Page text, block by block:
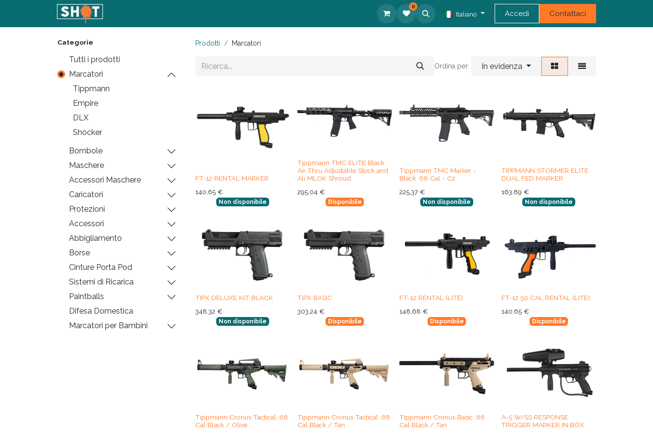
0
Italiano Accedi Contattaci
Categorie
Tutti i prodotti
Marcatori
Tippmann
Empire
DLX
Shocker
Bombole
Maschere
Accessori Maschere
Caricatori
Protezioni
Accessori
Abbigliamento
Borse
Cinture Porta Pod
Sistemi di Ricarica
Paintballs
Difesa Domestica
Marcatori per Bambini
Prodotti Marcatori
Ordina per: In evidenza
FT-12 RENTAL MARKER
140,65 €
Non disponibile
Tippmann TMC ELITE Black
Air Thru Adjustable Stock and
Ali MLOK Shroud
295,04 €
Disponibile
Tippmann TMC Marker -
Black .68 Cal - C2
225,37 €
Non disponibile
TIPPMANN STORMER ELITE
DUAL FED MARKER
163,89 €
Non disponibile
TIPX DELUXE KIT BLACK
348,32 €
Non disponibile
TiPX BASIC
303,24 €
Disponibile
FT-12 RENTAL (LITE)
148,68 €
Disponibile
FT-12 50 CAL RENTAL (LITE)
140,65 €
Disponibile
Tippmann Cronus Tactical .68
Cal Black / Olive
Tippmann Cronus Tactical .68
Cal Black / Tan
Tippmann Cronus Basic .68
Cal Black / Tan
A-5 W/SS RESPONSE
TRIGGER MARKER IN BOX